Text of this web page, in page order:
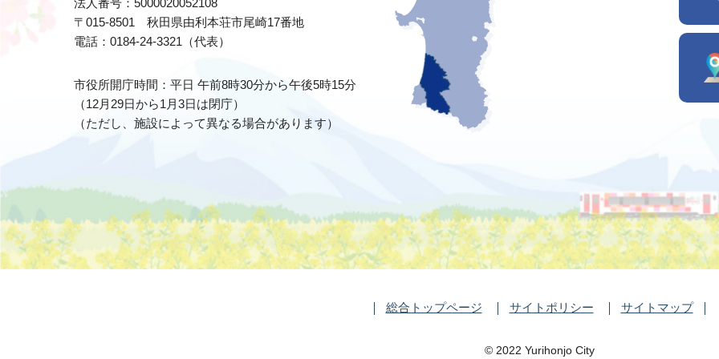
法人番号：5000020052108
〒015-8501 秋田県由利本荘市尾崎17番地
電話：0184-24-3321（代表）
市役所開庁時間：平日 午前8時30分から午後5時15分
（12月29日から1月3日は閉庁）
（ただし、施設によって異なる場合があります）
総合トップページ サイトポリシー サイトマップ
©️ 2022 Yurihonjo City